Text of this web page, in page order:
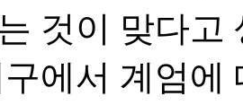
것이 맞다
에서 계엄에